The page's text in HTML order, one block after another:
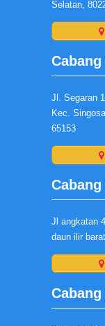
Selatan,
Jl. Segaran
Kec.
65153
Jl angkatan
daun ilir